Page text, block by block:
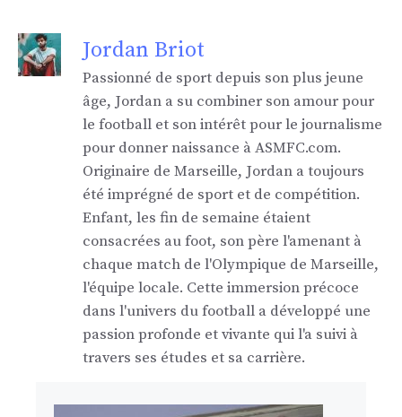
Jordan Briot
Passionné de sport depuis son plus jeune
âge, Jordan a su combiner son amour pour
le football et son intérêt pour le journalisme
pour donner naissance à ASMFC.com.
Originaire de Marseille, Jordan a toujours
été imprégné de sport et de compétition.
Enfant, les fin de semaine étaient
consacrées au foot, son père l'amenant à
chaque match de l'Olympique de Marseille,
l'équipe locale. Cette immersion précoce
dans l'univers du football a développé une
passion profonde et vivante qui l'a suivi à
travers ses études et sa carrière.